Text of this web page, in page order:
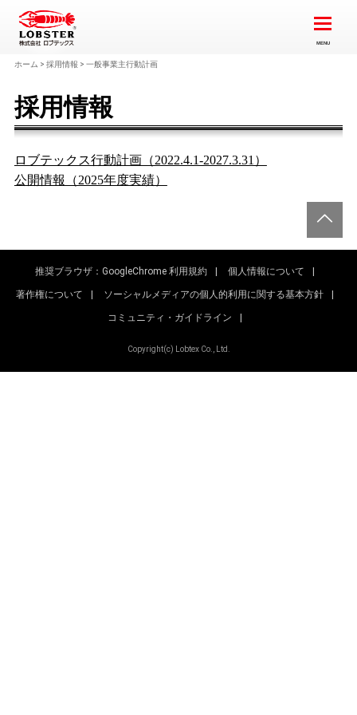
ホーム > 採用情報 > 一般事業主行動計画
採用情報
ロブテックス行動計画（2022.4.1-2027.3.31）
公開情報（2025年度実績）
推奨ブラウザ：GoogleChrome 利用規約 個人情報について
著作権について ソーシャルメディアの個人的利用に関する基本方針
コミュニティ・ガイドライン
Copyright(c) Lobtex Co., Ltd.